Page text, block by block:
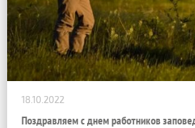
18.10.2022
Поздравляем с днем работников